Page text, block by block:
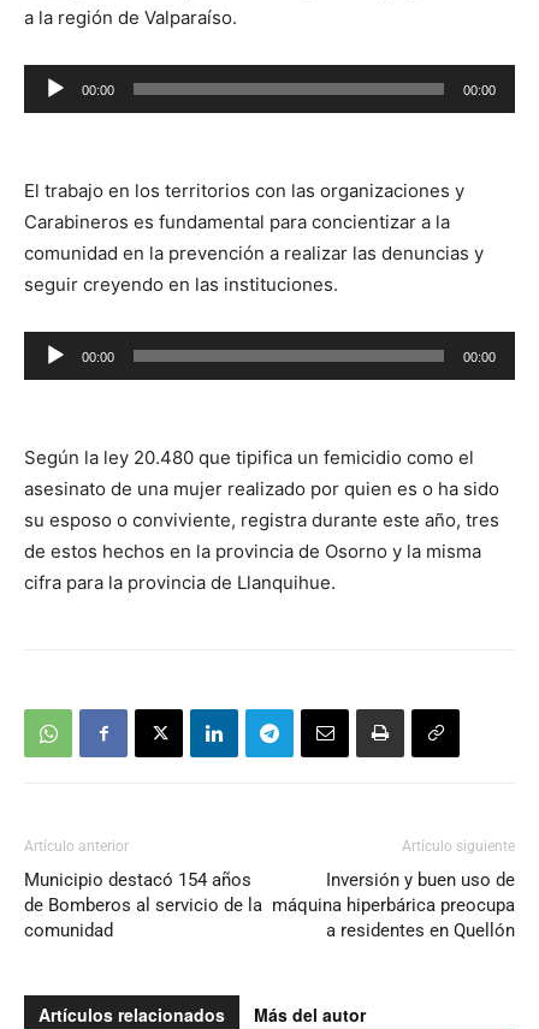
a la región de Valparaíso.
Reproductor
00:00 00:00
El trabajo en los territorios con las organizaciones y
Carabineros es fundamental para concientizar a la
comunidad en la prevención a realizar las denuncias y
seguir creyendo en las instituciones.
Reproductor
de
00:00 00:00
Según la ley 20.480 que tipifica un femicidio como el
asesinato de una mujer realizado por quien es o ha sido
su esposo o conviviente, registra durante este año, tres
de estos hechos en la provincia de Osorno y la misma
cifra para la provincia de Llanquihue.
Artículo anterior
Municipio destacó 154 años
de Bomberos al servicio de la
comunidad
Artículo siguiente
Inversión y buen uso de
máquina hiperbárica preocupa
a residentes en Quellón
Artículos relacionados Más del autor